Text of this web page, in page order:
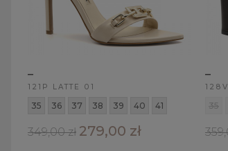
121P LATTE 01
35 36 37 38 39 40 41
349,00 zł 279,00 zł
35